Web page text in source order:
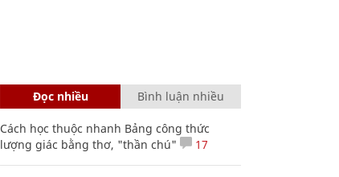
Đọc nhiều Bình luận nhiều
Cách học thuộc nhanh Bảng công thức
lượng giác bằng thơ, "thần chú"
17